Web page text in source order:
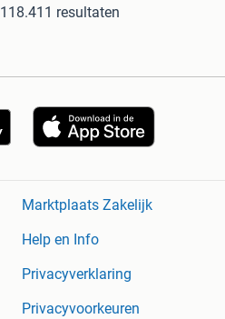
118.411 resultaten
Marktplaats Zakelijk
Help en Info
Privacyverklaring
Privacyvoorkeuren